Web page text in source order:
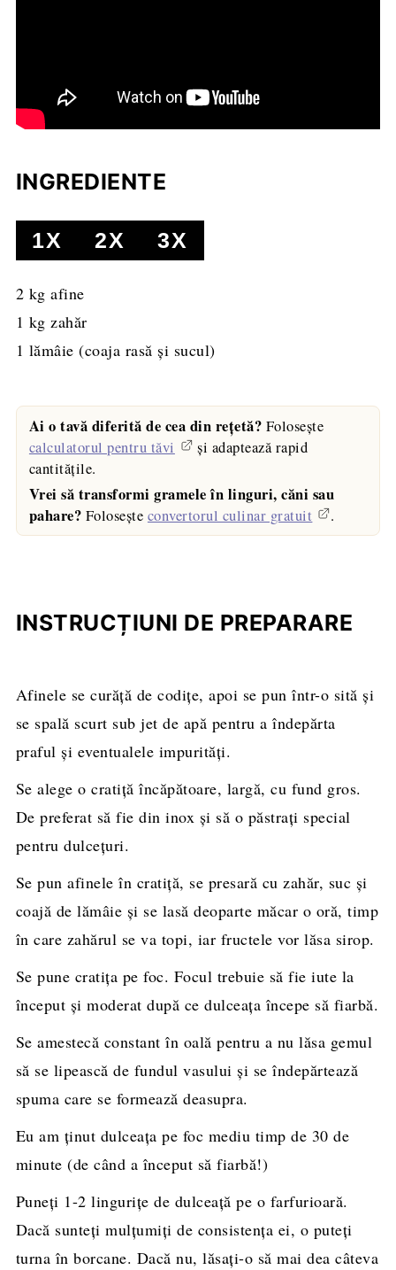
INGREDIENTE
1X 2X 3X
2 kg afine
1 kg zahăr
1 lămâie (coaja rasă şi sucul)
Ai o tavă diferită de cea din rețetă? Folosește
calculatorul pentru tăvi
și adaptează rapid
cantitățile.
Vrei să transformi gramele în linguri, căni sau
pahare? Folosește convertorul culinar gratuit .
INSTRUCȚIUNI DE PREPARARE
Afinele se curăță de codiţe, apoi se pun într-o sită şi
se spală scurt sub jet de apă pentru a îndepărta
praful şi eventualele impurităţi.
Se alege o cratiţă încăpătoare, largă, cu fund gros.
De preferat să fie din inox şi să o păstraţi special
pentru dulceţuri.
Se pun afinele în cratiţă, se presară cu zahăr, suc și
coajă de lămâie şi se lasă deoparte măcar o oră, timp
în care zahărul se va topi, iar fructele vor lăsa sirop.
Se pune cratiţa pe foc. Focul trebuie să fie iute la
început şi moderat după ce dulceața începe să fiarbă.
Se amestecă constant în oală pentru a nu lăsa gemul
să se lipească de fundul vasului şi se îndepărtează
spuma care se formează deasupra.
Eu am ţinut dulceața pe foc mediu timp de 30 de
minute (de când a început să fiarbă!)
Puneți 1-2 lingurițe de dulceață pe o farfurioară.
Dacă sunteţi mulţumiţi de consistenţa ei, o puteţi
turna în borcane. Dacă nu, lăsaţi-o să mai dea câteva